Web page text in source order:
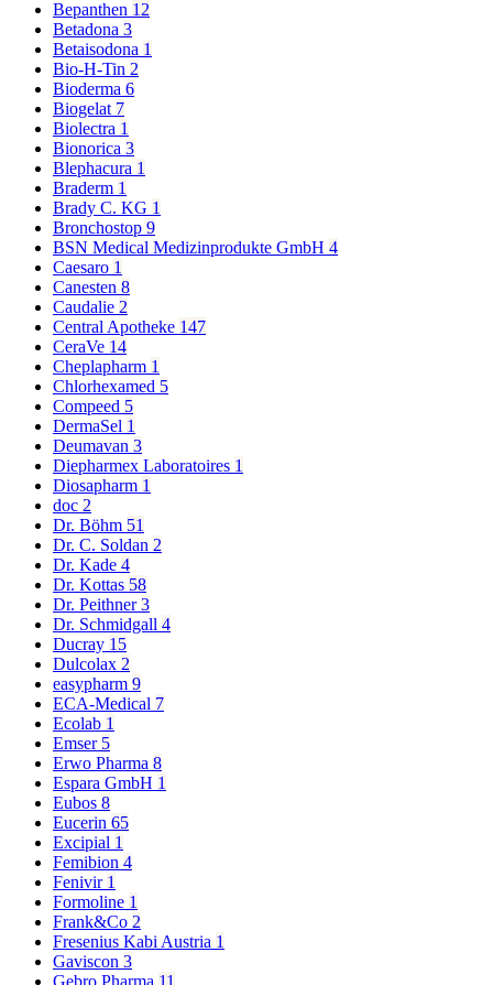
Bepanthen 12
Betadona 3
Betaisodona 1
Bio-H-Tin 2
Bioderma 6
Biogelat 7
Biolectra 1
Bionorica 3
Blephacura 1
Braderm 1
Brady C. KG 1
Bronchostop 9
BSN Medical Medizinprodukte GmbH 4
Caesaro 1
Canesten 8
Caudalie 2
Central Apotheke 147
CeraVe 14
Cheplapharm 1
Chlorhexamed 5
Compeed 5
DermaSel 1
Deumavan 3
Diepharmex Laboratoires 1
Diosapharm 1
doc 2
Dr. Böhm 51
Dr. C. Soldan 2
Dr. Kade 4
Dr. Kottas 58
Dr. Peithner3
Dr. Schmidgall 4
Ducray 15
Dulcolax 2
easypharm 9
ECA-Medical 7
Ecolab 1
Emser 5
Erwo Pharma 8
Espara GmbH 1
Eubos 8
Eucerin 65
Excipial 1
Femibion 4
Fenivir 1
Formoline 1
Frank&Co 2
Fresenius Kabi Austria 1
Gaviscon 3
Gebro Pharma 11